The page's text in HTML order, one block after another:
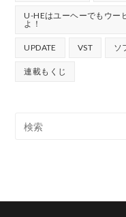
U-HEはユーヘーでもウー
よ！
UPDATE VST ソ
連載もくじ